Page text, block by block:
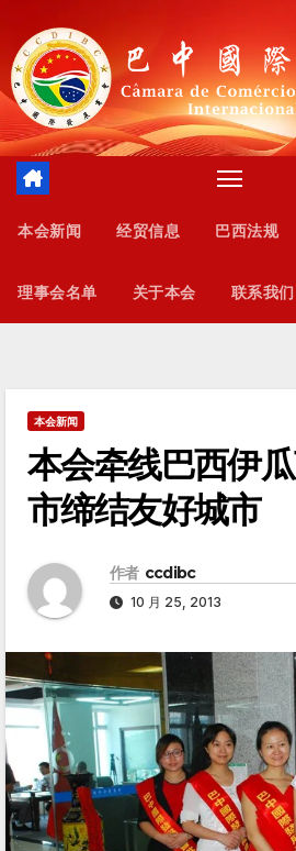
内
本会新闻 经贸信息 巴西法规
理事会名单 关于本会 联系我们
本会新闻
本会牵线巴西伊
市缔结友好城市
作者 ccdibc
10 月 25, 2013